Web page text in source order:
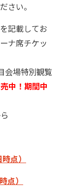
さい。
記載してお
ナ席チケッ
会場特別観覧
中！期間中
点）
点）